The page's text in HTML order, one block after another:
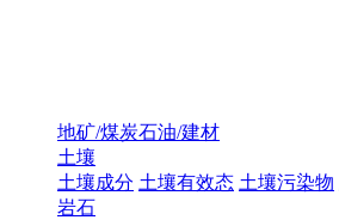
地矿/煤炭石油/建材
土壤
土壤成分 土壤有效态 土壤污染物
岩石